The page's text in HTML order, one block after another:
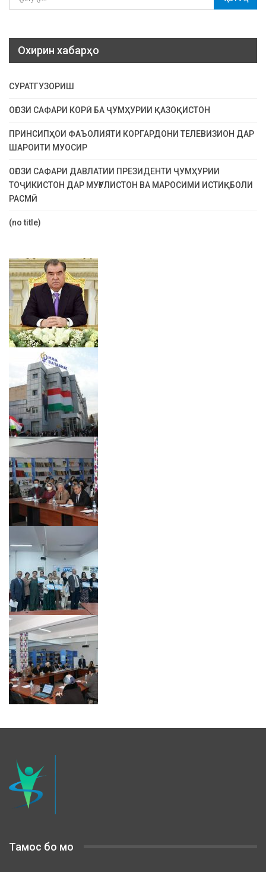
Охирин хабарҳо
СУРАТГУЗОРИШ
ОҒОЗИ САФАРИ КОРӢ БА ҶУМҲУРИИ ҚАЗОҚИСТОН
ПРИНСИПҲОИ ФАЪОЛИЯТИ КОРГАРДОНИ ТЕЛЕВИЗИОН ДАР
ШАРОИТИ МУОСИР
ОҒОЗИ САФАРИ ДАВЛАТИИ ПРЕЗИДЕНТИ ҶУМҲУРИИ
ТОҶИКИСТОН ДАР МУҒУЛИСТОН ВА МАРОСИМИ ИСТИҚБОЛИ
РАСМӢ
(no title)
Тамос бо мо